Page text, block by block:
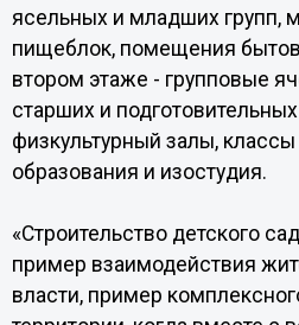
ясельных и младших групп,
пищеблок, помещения
втором этаже - групповые
старших и
физкультурный залы,
образования и изостудия.
«Строительство детского
пример взаимодействия
власти, пример